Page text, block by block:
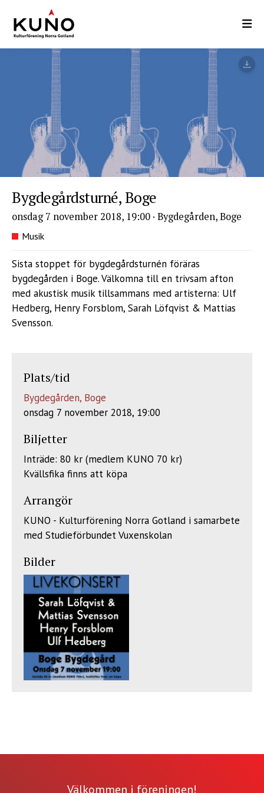
till
huvudinnehåll
Bygdegårdsturné, Boge
onsdag 7 november 2018, 19:00 · Bygdegården, Boge
Musik
Sista stoppet för bygdegårdsturnén föräras
bygdegården i Boge. Välkomna till en trivsam afton
med akustisk musik tillsammans med artisterna: Ulf
Hedberg, Henry Forsblom, Sarah Löfqvist & Mattias
Svensson.
Plats/tid
Bygdegården, Boge
onsdag 7 november 2018, 19:00
Biljetter
Inträde: 80 kr (medlem KUNO 70 kr)
Kvällsfika finns att köpa
Arrangör
KUNO - Kulturförening Norra Gotland i samarbete
med Studieförbundet Vuxenskolan
Bilder
Välkommen i föreningen!